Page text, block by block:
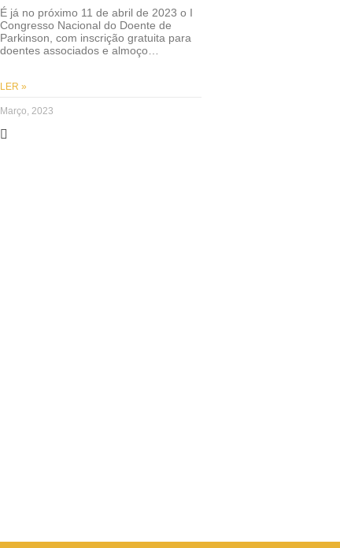
É já no próximo 11 de abril de 2023 o I
Congresso Nacional do Doente de
Parkinson, com inscrição gratuita para
doentes associados e almoço…
LER »
Março, 2023